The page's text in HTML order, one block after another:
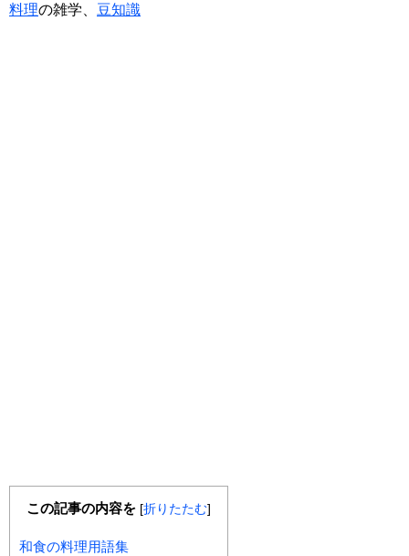
料理の雑学、 豆知識
この記事の内容を [折りたたむ]
和食の料理用語集